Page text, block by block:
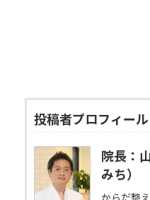
投稿者プロフィール
院長：
みち）